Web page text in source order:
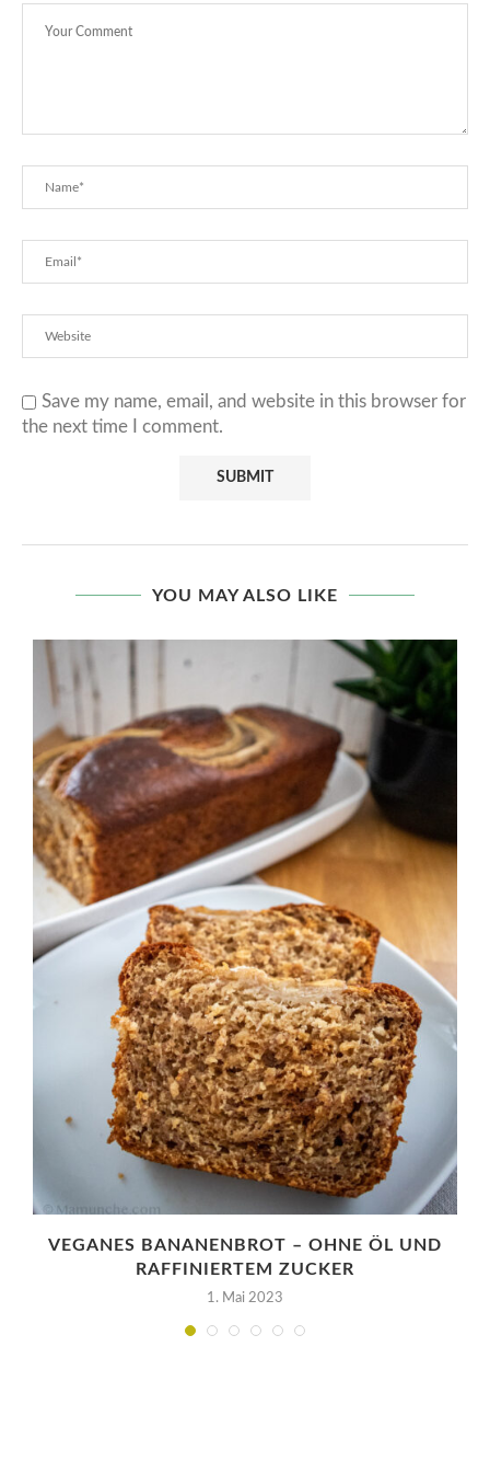
Save my name, email, and website in this browser for
the next time I comment.
YOU MAY ALSO LIKE
VEGANES BANANENBROT – OHNE ÖL UND
RAFFINIERTEM ZUCKER
1. Mai 2023